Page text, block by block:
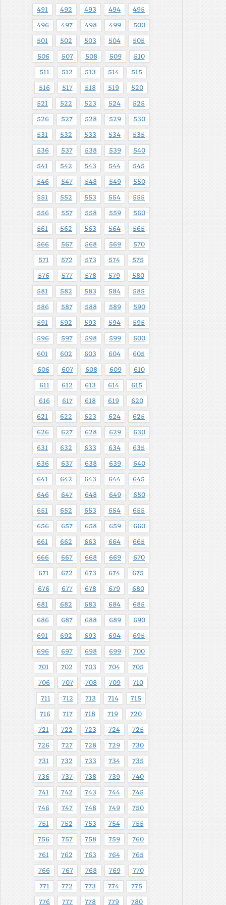
491 492 493 494 495
496 497 498 499 500
501 502 503 504 505
506 507 508 509 510
511 512 513 514 515
516 517 518 519 520
521 522 523 524 525
526 527 528 529 530
531 532 533 534 535
536 537 538 539 540
541 542 543 544 545
546 547 548 549 550
551 552 553 554 555
556 557 558 559 560
561 562 563 564 565
566 567 568 569 570
571 572 573 574 575
576 577 578 579 580
581 582 583 584 585
586 587 588 589 590
591 592 593 594 595
596 597 598 599 600
601 602 603 604 605
606 607 608 609 610
611 612 613 614 615
616 617 618 619 620
621 622 623 624 625
626 627 628 629 630
631 632 633 634 635
636 637 638 639 640
641 642 643 644 645
646 647 648 649 650
651 652 653 654 655
656 657 658 659 660
661 662 663 664 665
666 667 668 669 670
671 672 673 674 675
676 677 678 679 680
681 682 683 684 685
686 687 688 689 690
691 692 693 694 695
696 697 698 699 700
701 702 703 704 705
706 707 708 709 710
711 712 713 714 715
716 717 718 719 720
721 722 723 724 725
726 727 728 729 730
731 732 733 734 735
736 737 738 739 740
741 742 743 744 745
746 747 748 749 750
751 752 753 754 755
756 757 758 759 760
761 762 763 764 765
766 767 768 769 770
771 772 773 774 775
776 777 778 779 780